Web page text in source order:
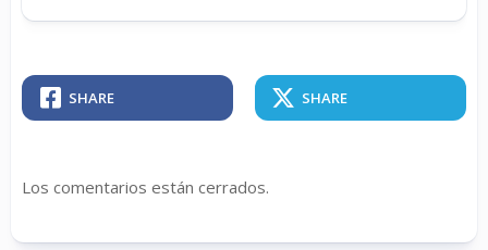
SHARE SHARE
Los comentarios están cerrados.